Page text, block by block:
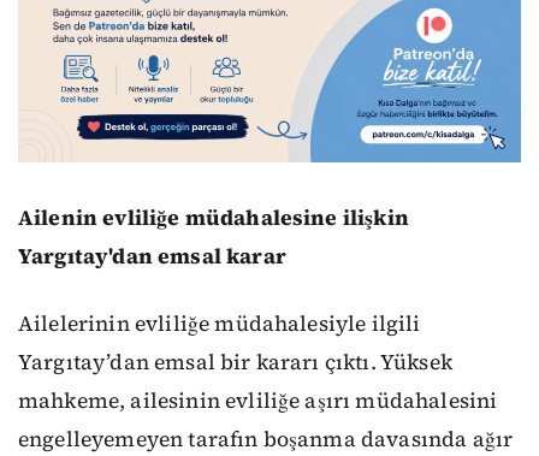
Ailenin evliliğe müdahalesine ilişkin
Yargıtay'dan emsal karar
Ailelerinin evliliğe müdahalesiyle ilgili
Yargıtay’dan emsal bir kararı çıktı. Yüksek
mahkeme, ailesinin evliliğe aşırı müdahalesini
engelleyemeyen tarafın boşanma davasında ağır